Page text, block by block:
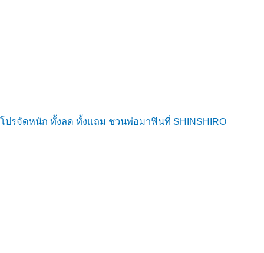
โปรจัดหนัก ทั้งลด ทั้งแถม ชวนพ่อมาฟินที่ SHINSHIRO